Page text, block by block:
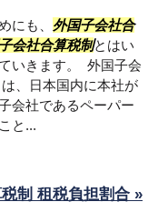
にも、 外国子会社合
会社合算税制とはい
いきます。 外国子会
、日本国内に本社が
会社であるペーパー
と...
制 租税負担割合 »